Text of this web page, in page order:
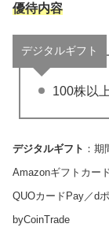
優待内容
デジタルギフト
100株以
デジタルギフト ：
Amazonギフトカー
QUOカードPay／d
byCoinTrade